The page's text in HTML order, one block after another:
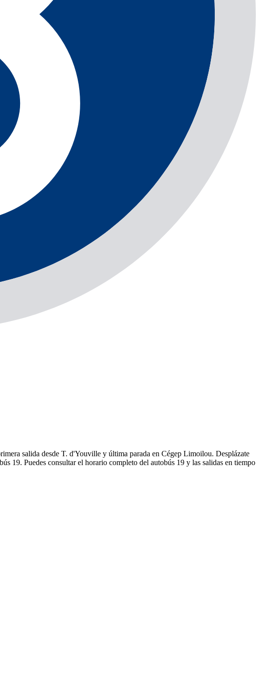
salida desde T. d'Youville y última parada en Cégep Limoilou. Desplázate
19. Puedes consultar el horario completo del autobús 19 y las salidas en tiempo